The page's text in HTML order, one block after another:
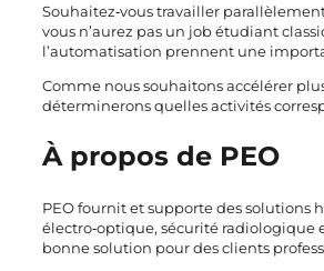
Souhaitez‑vous travailler
vous n’aurez pas un job étudiant
l’automatisation prennent une
Comme nous souhaitons accélérer
déterminerons quelles activités
À propos de PEO
PEO fournit et supporte des
électro‑optique, sécurité radiologique
bonne solution pour des clients